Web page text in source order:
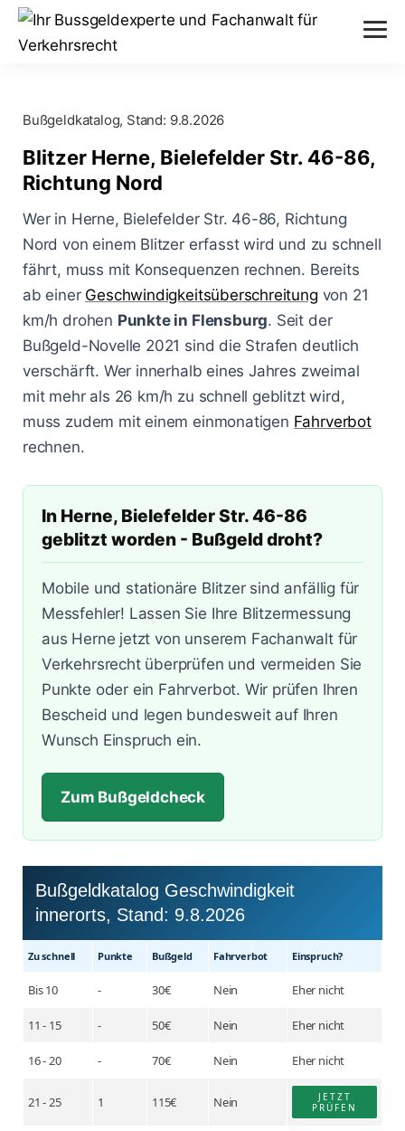
Abstand nicht eingehalten
Geschwindigkeitsüberschreitung
Rote Ampel überfahren
Anhörung im Bußgeldverfahren
Bußgeldbescheid
Fahrerflucht
Fahrverbot
Illegale Autorennen
Online-Anhörung
Punkte in Flensburg
Paragraphen
§ 24 StVG
§ 25 StVG
§ 28 StVG
§ 49 StVO
§ 315 StGB
§ 55 OWiG
§ 67 OWiG
Messverfahren
ESO ES 8.0
PoliScan Speed
TraffiStar S350
Lasermessungen
Blog
Kampf gegen Raser
Verkehrsunfälle
Änderungen 2025
Blitzer
Aachen - Krefelder Str.
A3 - Solingen
Bremen - Lloydstraße
Hamburg - Behringstraße
Köln - Innere Kanalstraße
Köln - Riehler Straße
Zum Bußgeldcheck
Bußgeldkatalog, Stand: 9.8.2026
Blitzer Herne, Bielefelder Str. 46-86,
Richtung Nord
Wer in Herne, Bielefelder Str. 46-86, Richtung
Nord von einem Blitzer erfasst wird und zu schnell
fährt, muss mit Konsequenzen rechnen. Bereits
ab einer Geschwindigkeitsüberschreitung von 21
km/h drohen Punkte in Flensburg. Seit der
Bußgeld-Novelle 2021 sind die Strafen deutlich
verschärft. Wer innerhalb eines Jahres zweimal
mit mehr als 26 km/h zu schnell geblitzt wird,
muss zudem mit einem einmonatigen Fahrverbot
rechnen.
In Herne, Bielefelder Str. 46-86
geblitzt worden - Bußgeld droht?
Mobile und stationäre Blitzer sind anfällig für
Messfehler! Lassen Sie Ihre Blitzermessung
aus Herne jetzt von unserem Fachanwalt für
Verkehrsrecht überprüfen und vermeiden Sie
Punkte oder ein Fahrverbot. Wir prüfen Ihren
Bescheid und legen bundesweit auf Ihren
Wunsch Einspruch ein.
Zum Bußgeldcheck
Bußgeldkatalog Geschwindigkeit
innerorts, Stand: 9.8.2026
Zu schnell Punkte Buß­geld Fahr­verbot Einspruch?
Bis 10 - 30€ Nein Eher nicht
11 - 15 - 50€ Nein Eher nicht
16 - 20 - 70€ Nein Eher nicht
21 - 25 1 115€ Nein
JETZT
PRÜFEN